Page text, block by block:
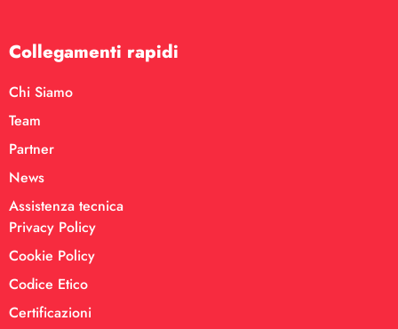
Collegamenti rapidi
Chi Siamo
Team
Partner
News
Assistenza tecnica
Privacy Policy
Cookie Policy
Codice Etico
Certificazioni